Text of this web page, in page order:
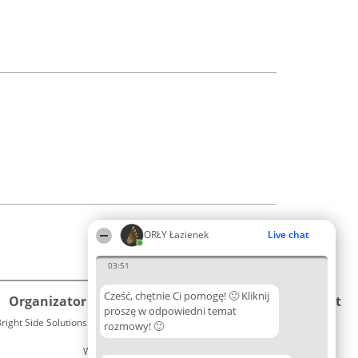
ORŁY Łazienek Live chat
03:51
Cześć, chętnie Ci pomogę! 🙂 Kliknij
proszę w odpowiedni temat
rozmowy! 🙂
Organizator plebiscytu
Side Solutions sp. z o. o. sp. k.
ul. Ruska 22
Wrocław 50-079
Plebiscyt
Lista
Kontakt